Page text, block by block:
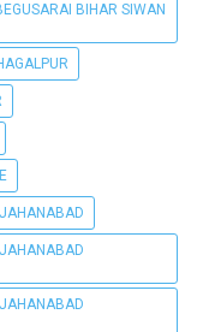
BIHAR SIWAN